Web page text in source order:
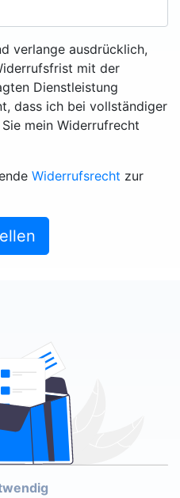
verlange ausdrücklich,
mit der
Dienstleistung
dass ich bei vollständiger
mein Widerrufrecht
Widerrufsrecht zur